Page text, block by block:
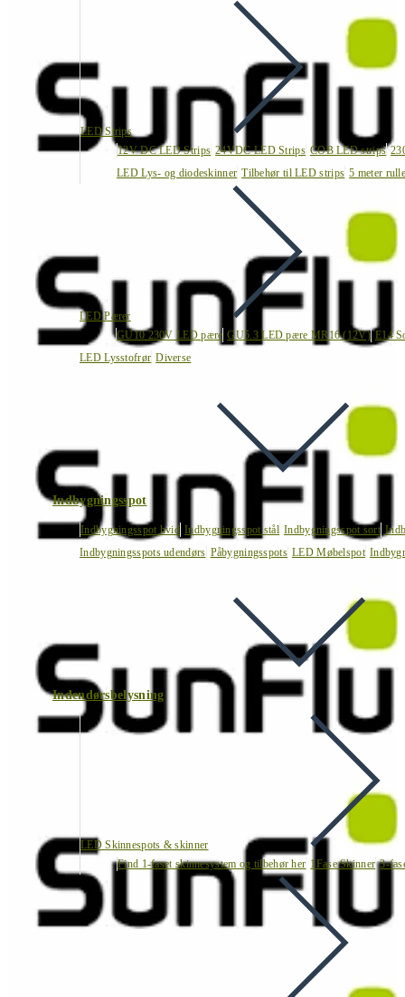
LED Strips
12V DC LED Strips 24VDC LED Strips COB LED strips
LED Lys- og diodeskinner Tilbehør til LED strips 5 meter
LED Pærer
GU10 230V LED pære GU5.3 LED pære MR16 (12V) E14
LED Lysstofrør Diverse
Indbygningsspot
Indbygningsspot hvid Indbygningsspot stål Indbygningsspot sort
Indbygningsspots udendørs Påbygningsspots LED Møbelspot
Indendørsbelysning
LED Skinnespots & skinner
Find 1-faset skinnesystem og tilbehør her 1Fase Skinner 3-